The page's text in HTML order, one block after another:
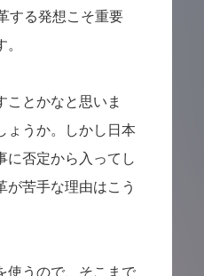
する発想こそ重要
ことかなと思いま
ょうか。しかし日本
に否定から入ってし
が苦手な理由はこう
使うので、そこまで